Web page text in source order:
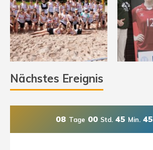
Nächstes Ereignis
08 Tage 00 Std. 45 Min. 44